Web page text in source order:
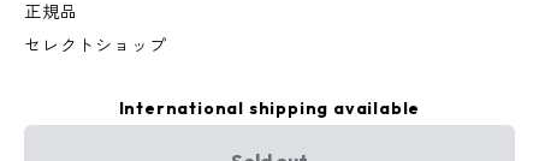
正規品
セレクトショップ
International shipping available